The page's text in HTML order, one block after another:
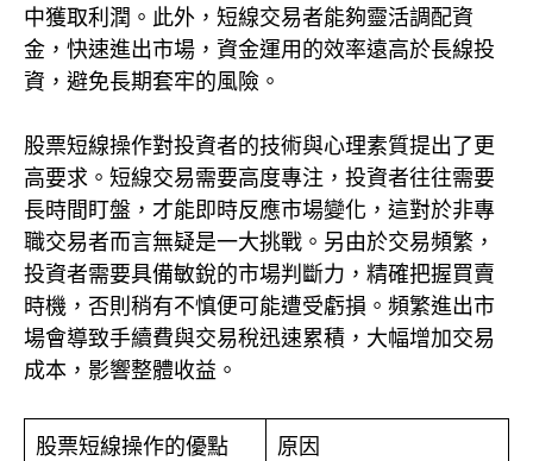
中獲取利潤。此外，短線交易者能夠靈活調配資
金，快速進出市場，資金運用的效率遠高於長線投
資，避免長期套牢的風險。
股票短線操作對投資者的技術與心理素質提出了更
高要求。短線交易需要高度專注，投資者往往需要
長時間盯盤，才能即時反應市場變化，這對於非專
職交易者而言無疑是一大挑戰。另由於交易頻繁，
投資者需要具備敏銳的市場判斷力，精確把握買賣
時機，否則稍有不慎便可能遭受虧損。頻繁進出市
場會導致手續費與交易稅迅速累積，大幅增加交易
成本，影響整體收益。
股票短線操作的優點 原因